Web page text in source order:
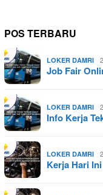
POS TERBARU
LOKER DAMRI
Job Fair
LOKER DAMRI
Info Kerja
LOKER DAMRI
Kerja Hari